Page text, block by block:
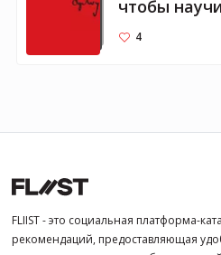
чтобы
писать
4
FLIIST - это социальная платформа-
рекомендаций, предоставляющая